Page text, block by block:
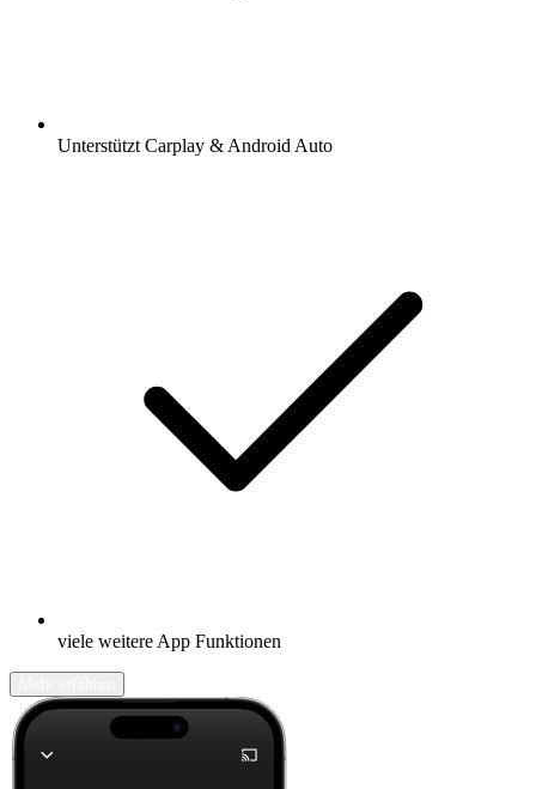
Unterstützt Carplay & Android Auto
viele weitere App Funktionen